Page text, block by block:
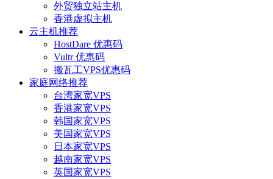
外贸独立站主机
香港虚拟主机
云主机推荐
HostDare 优惠码
Vultr 优惠码
搬瓦工VPS优惠码
家庭网络推荐
台湾家宽VPS
香港家宽VPS
韩国家宽VPS
美国家宽VPS
日本家宽VPS
越南家宽VPS
英国家宽VPS